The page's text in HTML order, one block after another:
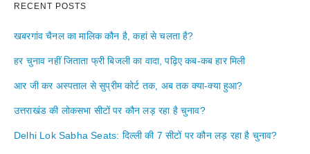
RECENT POSTS
खबरगांव चैनल का मालिक कौन है, कहां से चलता है?
हर चुनाव नहीं जिताता फ्री बिजली का वादा, पढ़िए कब-कब हार मिली
आर जी कर अस्पताल से सुप्रीम कोर्ट तक, अब तक क्या-क्या हुआ?
उत्तराखंड की लोकसभा सीटों पर कौन लड़ रहा है चुनाव?
Delhi Lok Sabha Seats: दिल्ली की 7 सीटों पर कौन लड़ रहा है चुनाव?